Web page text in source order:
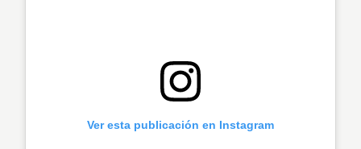
Ver esta publicación en Instagram